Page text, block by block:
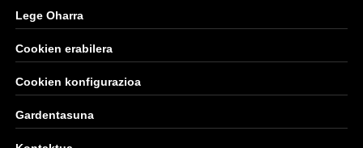
Lege Oharra
Cookien erabilera
Cookien konfigurazioa
Gardentasuna